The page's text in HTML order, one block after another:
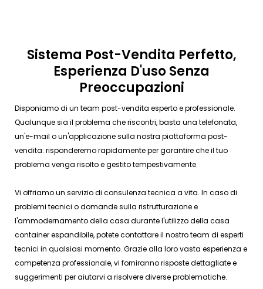
Sistema Post-Vendita Perfetto,
Esperienza D'uso Senza
Preoccupazioni
Disponiamo di un team post-vendita esperto e professionale.
Qualunque sia il problema che riscontri, basta una telefonata,
un'e-mail o un'applicazione sulla nostra piattaforma post-
vendita: risponderemo rapidamente per garantire che il tuo
problema venga risolto e gestito tempestivamente.
Vi offriamo un servizio di consulenza tecnica a vita. In caso di
problemi tecnici o domande sulla ristrutturazione e
l'ammodernamento della casa durante l'utilizzo della casa
container espandibile, potete contattare il nostro team di esperti
tecnici in qualsiasi momento. Grazie alla loro vasta esperienza e
competenza professionale, vi forniranno risposte dettagliate e
suggerimenti per aiutarvi a risolvere diverse problematiche.